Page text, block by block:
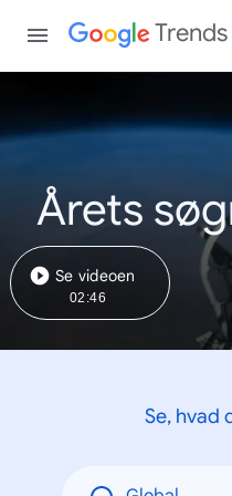
Trends
Årets
Se videoen
02:46
Se, hvad